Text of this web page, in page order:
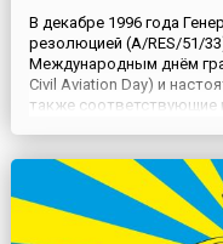
В декабре 1996 года
резолюцией (A/RES/51/
Международным днём
Civil Aviation Day) и
также соответствующие
празднования.Цель Дня